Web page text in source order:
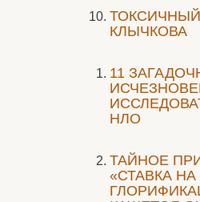
ТОКСИЧНЫЙ
КЛЫЧКОВА
11
НЛО
ТАЙНОЕ
«СТАВКА